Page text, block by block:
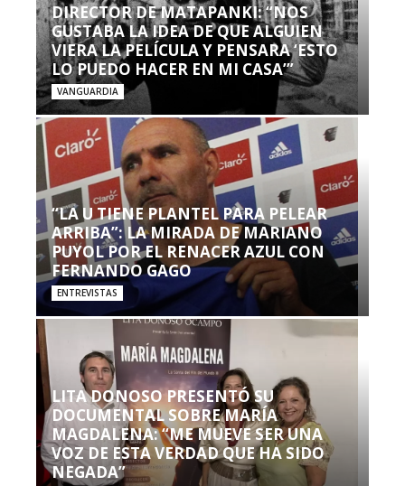
DIRECTOR DE MATAPANKI: “NOS
GUSTABA LA IDEA DE QUE ALGUIEN
VIERA LA PELÍCULA Y PENSARA ‘ESTO
LO PUEDO HACER EN MI CASA’”
VANGUARDIA
“LA U TIENE PLANTEL PARA PELEAR
ARRIBA”: LA MIRADA DE MARIANO
PUYOL POR EL RENACER AZUL CON
FERNANDO GAGO
ENTREVISTAS
LITA DONOSO PRESENTÓ SU
DOCUMENTAL SOBRE MARÍA
MAGDALENA: “ME MUEVE SER UNA
VOZ DE ESTA VERDAD QUE HA SIDO
NEGADA”